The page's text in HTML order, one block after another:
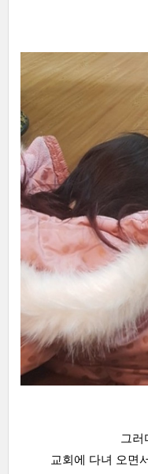
그러
교회에 다녀 오면